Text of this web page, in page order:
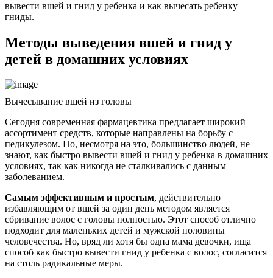
вывести вшей и гнид у ребенка и как вычесать ребенку
гниды.
Методы выведения вшей и гнид у
детей в домашних условиях
Вычесывание вшей из головы
Сегодня современная фармацевтика предлагает широкий
ассортимент средств, которые направлены на борьбу с
педикулезом. Но, несмотря на это, большинство людей, не
знают, как быстро вывести вшей и гнид у ребенка в домашних
условиях, так как никогда не сталкивались с данным
заболеванием.
Самым эффективным и простым, действительно
избавляющим от вшей за один день методом является
сбривание волос с головы полностью. Этот способ отлично
подходит для маленьких детей и мужской половины
человечества. Но, вряд ли хотя бы одна мама девочки, ища
способ как быстро вывести гнид у ребенка с волос, согласится
на столь радикальные меры.